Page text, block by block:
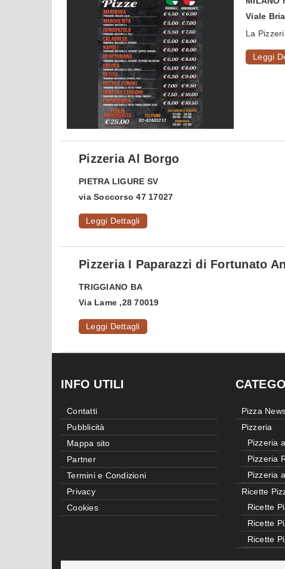
Viale
La
Leggi
Pizzeria Al Borgo
PIETRA LIGURE SV
via Soccorso 47 17027
Leggi Dettagli
Pizzeria I Paparazzi di Fortunato
TRIGGIANO BA
Via Lame ,28 70019
Leggi Dettagli
INFO UTILI
Contatti
Pubblicità
Mappa sito
Partner
Termini e Condizioni
Privacy
Cookies
Pizza
Pizzeria
Pizzeria
Pizzeria
Pizzeria
Ricette
Ricette
Ricette
Ricette